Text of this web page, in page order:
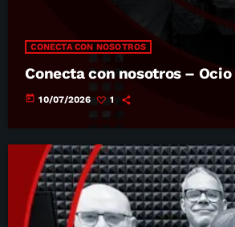
CONECTA CON NOSOTROS
Conecta con nosotros –
today 10/07/2026 1